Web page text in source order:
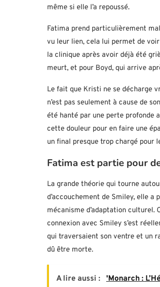
même si elle l’a repoussé.
Fatima prend particulièrement
vu leur lien, cela lui permet de
la clinique après avoir déjà été
meurt, et pour Boyd, qui arrive
Le fait que Kristi ne se décharge
n’est pas seulement à cause de
été hanté par une perte profonde
cette douleur pour en faire une
un final presque trop chargé pour
Fatima est partie pour
La grande théorie qui tourne
d’accouchement de Smiley, elle
mécanisme d’adaptation culturel.
connexion avec Smiley s’est
qui traversaient son ventre et un
dû être morte.
A lire aussi : 'Monarch :